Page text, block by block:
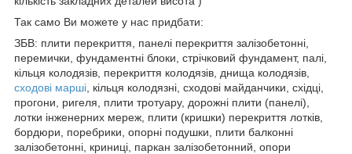
Так само Ви можете у нас придбати:
ЗБВ: плити перекриття, панелі перекриття залізобетонні,
перемички, фундаментні блоки, стрічковий фундамент, палі,
кільця колодязів, перекриття колодязів, днища колодязів,
сходові марші , кільця колодязні, сходові майданчики, східці,
прогони, ригеля, плити тротуару, дорожні плити (панелі),
лотки інженерних мереж, плити (кришки) перекриття лотків,
бордюри, поребрики, опорні подушки, плити балконні
залізобетонні, криниці, паркан залізобетонний, опори